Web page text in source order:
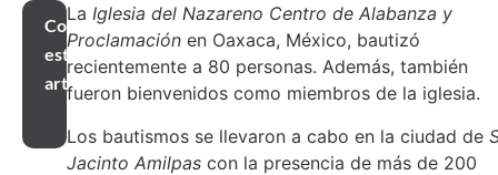
Compartir
este
artículo
La Iglesia del Nazareno Centro de Alabanza y
Proclamación en Oaxaca, México, bautizó
recientemente a 80 personas. Además, también
fueron bienvenidos como miembros de la iglesia.
Los bautismos se llevaron a cabo en la ciudad de
Jacinto Amilpas con la presencia de más de 200